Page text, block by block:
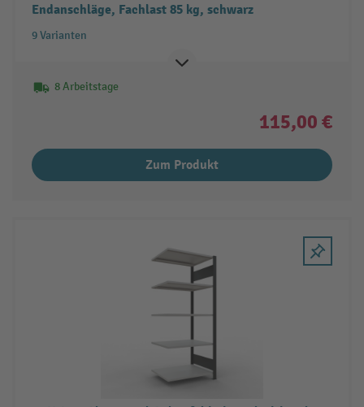
Endanschläge, Fachlast 85 kg, schwarz
9 Varianten
8 Arbeitstage
115,00 €
Zum Produkt